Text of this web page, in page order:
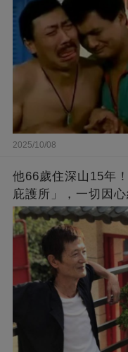
2025/10/08
他66歲住深山15年
庇護所」，一切因